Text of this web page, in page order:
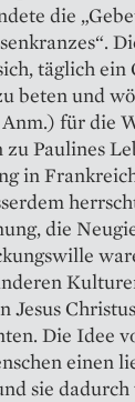
die
täglich ein
beten und
für die
zu Paulines
in
die
Jesus
Die Idee
einen
sie